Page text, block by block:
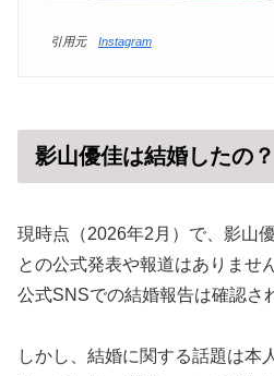
引用元 Instagram
影山優佳は結婚したの？
現時点（2026年2月）で、影山
との公式発表や報道はありませ
公式SNSでの結婚報告は確認さ
しかし、結婚に関する話題は本